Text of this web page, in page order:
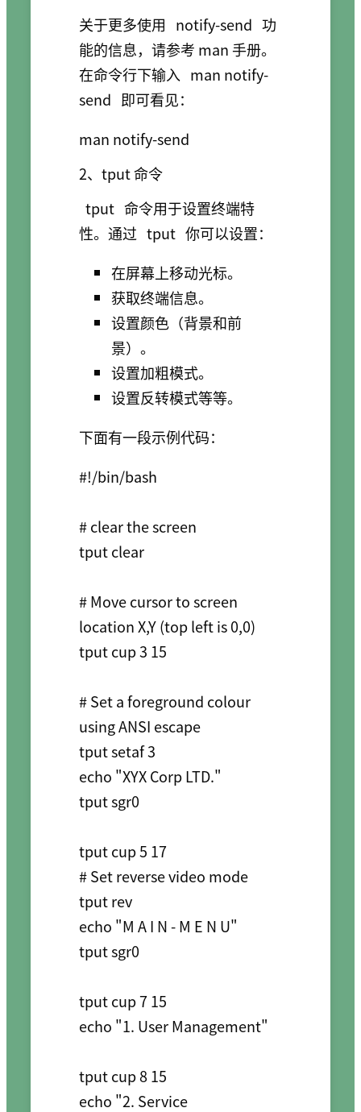
关于更多使用 notify-send 功
能的信息，请参考 man 手册。
在命令行下输入 man notify-
send 即可看见：
2、tput 命令
tput 命令用于设置终端特
性。通过 tput 你可以设置：
在屏幕上移动光标。
获取终端信息。
设置颜色（背景和前
景）。
设置加粗模式。
设置反转模式等等。
下面有一段示例代码：
#!/bin/bash
# clear the screen
tput clear
# Move cursor to screen
location X,Y (top left is 0,0)
tput cup 3 15
# Set a foreground colour
using ANSI escape
tput setaf 3
echo "XYX Corp LTD."
tput sgr0
tput cup 5 17
# Set reverse video mode
tput rev
echo "M A I N - M E N U"
tput sgr0
tput cup 7 15
echo "1. User Management"
tput cup 8 15
echo "2. Service